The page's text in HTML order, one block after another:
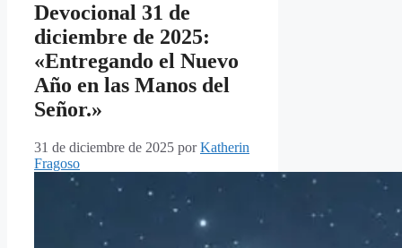
Devocional 31 de
diciembre de 2025:
«Entregando el Nuevo
Año en las Manos del
Señor.»
31 de diciembre de 2025 porKatherin
Fragoso